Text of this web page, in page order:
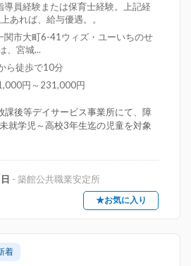
導員経験または保育士経験。上記経
あれば、給与優遇。。
関市大町6-41ウィズ・ユーいちのせ
、宮城...
ら徒歩で10分
円～231,000円
課後等デイサービス事業所にて、障
就学児～高校3年生迄の児童を対象
- 築館公共職業安定所
★お気に入り
着